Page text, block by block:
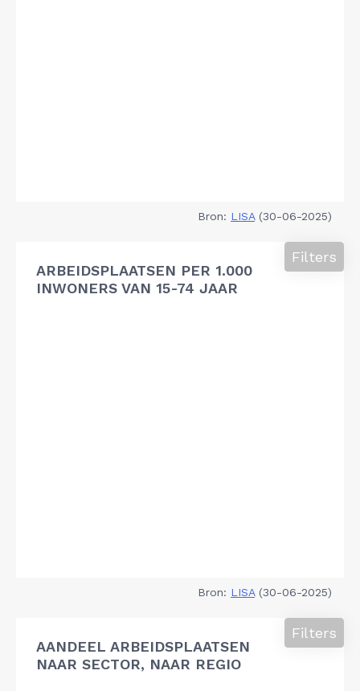
Bron: LISA(30-06-2025)
ARBEIDSPLAATSEN PER 1.000
INWONERS VAN 15-74 JAAR
Filters
Bron: LISA(30-06-2025)
AANDEEL ARBEIDSPLAATSEN
NAAR SECTOR, NAAR REGIO
Filters